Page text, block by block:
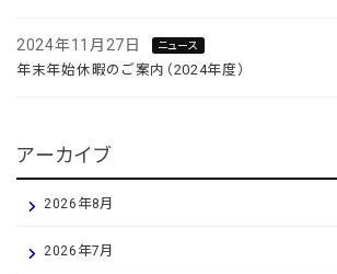
2024年11月27日 ニュース
年末年始休暇のご案内（2024年度）
アーカイブ
2026年8月
2026年7月